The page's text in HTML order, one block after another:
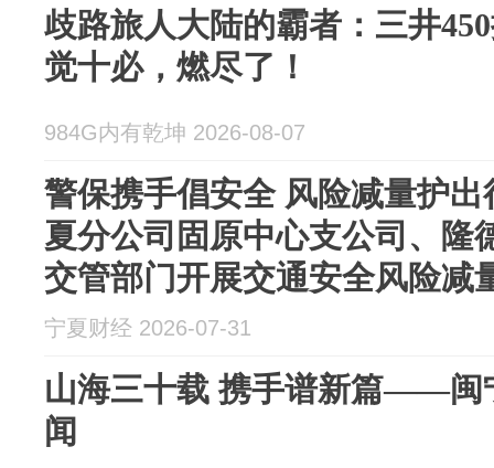
歧路旅人大陆的霸者：三井
觉十必，燃尽了！
984G内有乾坤 2026-08-07
警保携手倡安全 风险减量护
夏分公司固原中心支公司、隆
交管部门开展交通安全风险减
宁夏财经 2026-07-31
山海三十载 携手谱新篇——闽
闻